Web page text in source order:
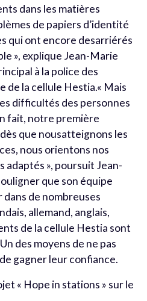
dans les matières
de papiers d’identité
qui ont encore desarriérés
», explique Jean-Marie
à la police des
de la cellule Hestia.« Mais
difficultés des personnes
fait, notre première
que nousatteignons les
nous orientons nos
adaptés », poursuit Jean-
que son équipe
dans de nombreuses
allemand, anglais,
de la cellule Hestia sont
des moyens de ne pas
gagner leur confiance.
« Hope in stations » sur le